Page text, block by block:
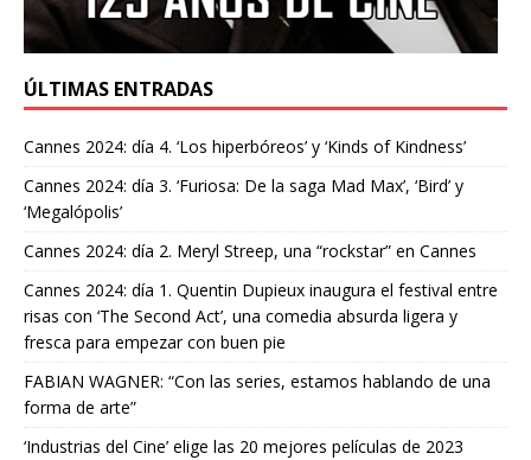
ÚLTIMAS ENTRADAS
Cannes 2024: día 4. ‘Los hiperbóreos’ y ‘Kinds of Kindness’
Cannes 2024: día 3. ‘Furiosa: De la saga Mad Max’, ‘Bird’ y
‘Megalópolis’
Cannes 2024: día 2. Meryl Streep, una “rockstar” en Cannes
Cannes 2024: día 1. Quentin Dupieux inaugura el festival entre
risas con ‘The Second Act’, una comedia absurda ligera y
fresca para empezar con buen pie
FABIAN WAGNER: “Con las series, estamos hablando de una
forma de arte”
‘Industrias del Cine’ elige las 20 mejores películas de 2023